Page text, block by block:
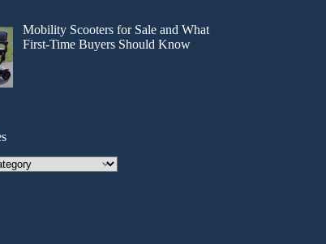
Mobility Scooters for Sale and What
First-Time Buyers Should Know